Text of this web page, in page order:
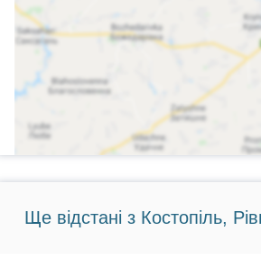
Ще відстані з Костопіль,